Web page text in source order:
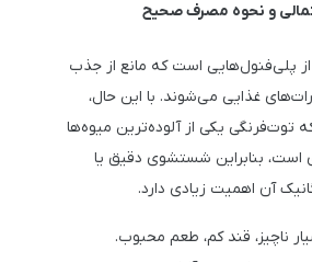
و نحوه مصرف صحیح
پلی‌فنول‌هایی است که مانع از جذب
غذایی می‌شوند. با این حال،
توت‌فرنگی یکی از آلوده‌ترین میوه‌ها
است، بنابراین شستشوی دقیق یا
آن اهمیت زیادی دارد.
ناچیز، قند کم، طعم محبوب.